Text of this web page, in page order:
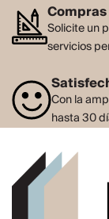
Solicite un
servicios
Con la
hasta 30